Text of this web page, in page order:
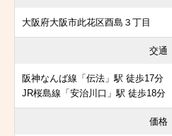
大阪府大阪市此花区酉島３丁目
交通
阪神なんば線「伝法」駅 徒歩17分
JR桜島線「安治川口」駅 徒歩18分
価格